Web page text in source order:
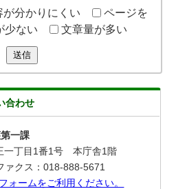
が分かりにくい
ページを
少ない 文章量が多い
送信
合わせ
一課
丁目1番1号 本庁舎1階
クス：018-888-5671
ォームをご利用ください。